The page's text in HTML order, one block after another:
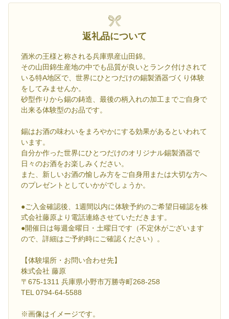
返礼品について
酒米の王様と称される兵庫県産山田錦。
その山田錦生産地の中でも品質が良いとランク付けされて
いる特A地区で、世界にひとつだけの錫製酒器づくり体験
をしてみませんか。
砂型作りから錫の鋳造、最後の柄入れの加工までご自身で
出来る体験型のお品です。
錫はお酒の味わいをまろやかにする効果があるといわれて
います。
自分か作った世界にひとつだけのオリジナル錫製酒器で
日々のお酒をお楽しみください。
また、新しいお酒の愉しみ方をご自身用または大切な方へ
のプレゼントとしていかがでしょうか。
●ご入金確認後、1週間以内に体験予約のご希望日確認を株
式会社藤原より電話連絡させていただきます。
●開催日は毎週金曜日・土曜日です（不定休がございます
ので、詳細はご予約時にご確認ください）。
【体験場所・お問い合わせ先】
株式会社 藤原
〒675-1311 兵庫県小野市万勝寺町268-258
TEL 0794-64-5588
※画像はイメージです。